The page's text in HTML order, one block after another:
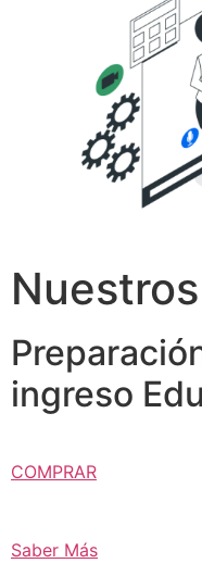
ingreso
COMPRAR
Saber Más